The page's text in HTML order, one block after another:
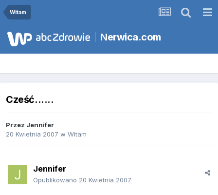
Witam
Nerwica.com
Cześć......
Przez Jennifer
20 Kwietnia 2007 w Witam
Jennifer
Opublikowano 20 Kwietnia 2007